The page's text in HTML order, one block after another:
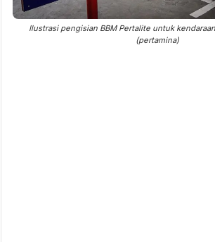
Ilustrasi pengisian BBM Pertalite untuk
(pertamina)